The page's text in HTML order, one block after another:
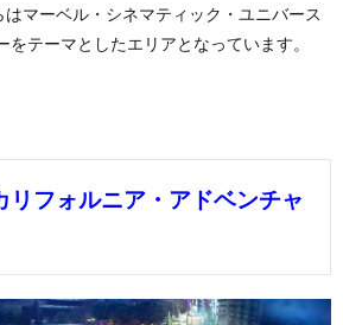
マーベル・シネマティック・ユニバース
をテーマとしたエリアとなっています。
リフォルニア・アドベンチャ